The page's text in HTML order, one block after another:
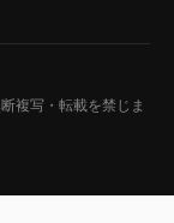
複写・転載を禁じま